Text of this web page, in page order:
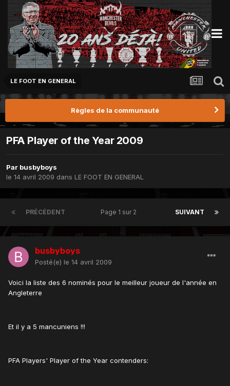
LE FOOT EN GENERAL
Règles de la communauté
PFA Player of the Year 2009
Par busbyboys
le 14 avril 2009 dans LE FOOT EN GENERAL
PRÉCÉDENT SUIVANT
Page 1 sur 2
busbyboys
Posté(e) le 14 avril 2009
Voici la liste des 6 nominés pour le meilleur joueur de l'année en
Angleterre
Et il y a 5 mancuniens !!!
PFA Players' Player of the Year contenders: